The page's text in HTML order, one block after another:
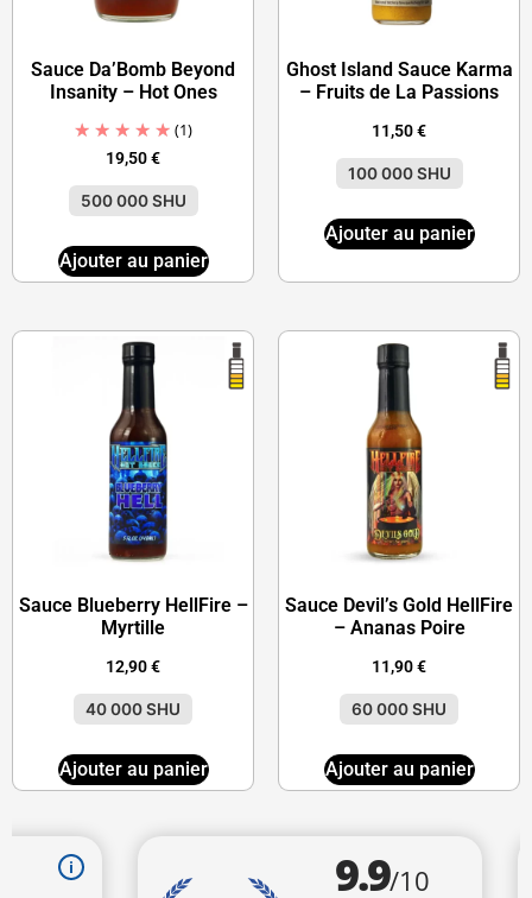
Sauce Da’Bomb Beyond
Insanity – Hot Ones
(1)
19,50€
500 000 SHU
Ajouter au panier
Ghost Island Sauce Karma
– Fruits de La Passions
11,50€
100 000 SHU
Ajouter au panier
Sauce Blueberry HellFire –
Myrtille
12,90€
40 000 SHU
Ajouter au panier
Sauce Devil’s Gold HellFire
– Ananas Poire
11,90€
60 000 SHU
Ajouter au panier